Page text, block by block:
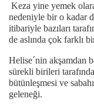
Keza yine yemek
nedeniyle bir o kadar
itibariyle bazıları
de aslında çok farklı
Helise´nin akşamdan
sürekli birileri
bütünleşmesi ve
geleneği.